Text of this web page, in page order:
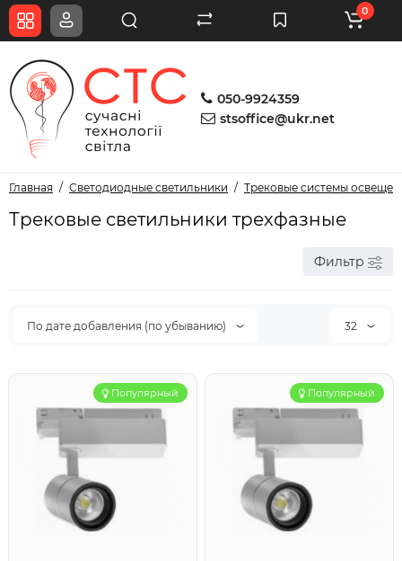
050-9924359
stsoffice@ukr.net
0
Главная Светодиодные светильники Трековые системы
Трековые светильники трехфазные
Фильтр
По дате добавления (по убыванию) 32
Популярный Популярный